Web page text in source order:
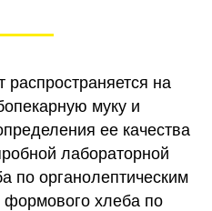
на
муку и
ее качества
лабораторной
по органолептическим
формового хлеба по